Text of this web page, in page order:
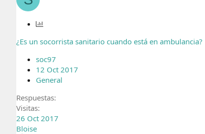
c
e
s
t
a
¿Es un socorrista sanitario cuando está en ambulancia?
soc97
12 Oct 2017
General
Respuestas
Visitas
26 Oct 2017
Bloise